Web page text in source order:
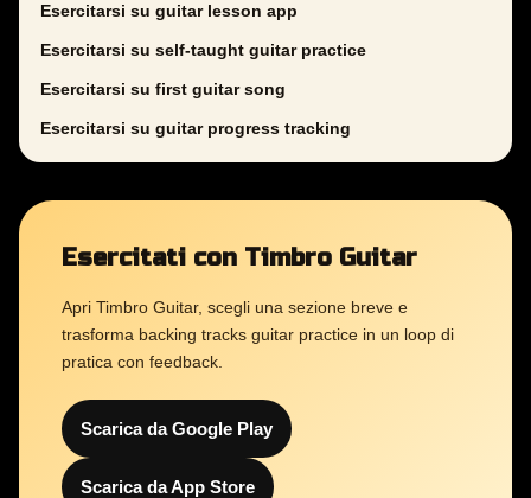
Esercitarsi su guitar lesson app
Esercitarsi su self-taught guitar practice
Esercitarsi su first guitar song
Esercitarsi su guitar progress tracking
Esercitati con Timbro Guitar
Apri Timbro Guitar, scegli una sezione breve e
trasforma backing tracks guitar practice in un loop di
pratica con feedback.
Scarica da Google Play
Scarica da App Store